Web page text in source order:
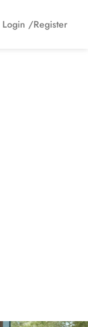
Login /Register